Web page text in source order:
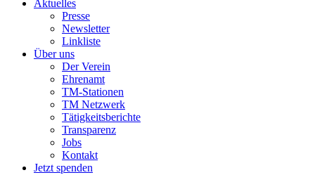
Aktuelles
Presse
Newsletter
Linkliste
Über uns
Der Verein
Ehrenamt
TM-Stationen
TM Netzwerk
Tätigkeitsberichte
Transparenz
Jobs
Kontakt
Jetzt spenden